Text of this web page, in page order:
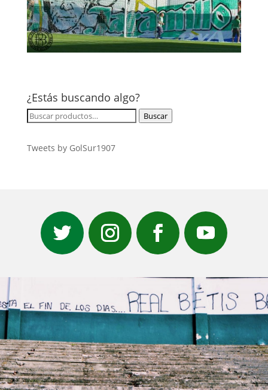
¿Estás buscando algo?
Buscar
Buscar
Tweets by GolSur1907